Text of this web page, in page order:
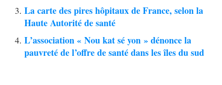
La carte des pires hôpitaux de France, selon la
Haute Autorité de santé
L’association « Nou kat sé yon » dénonce la
pauvreté de l’offre de santé dans les îles du sud